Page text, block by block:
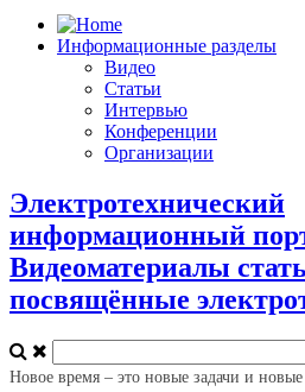
Информационные разделы
Видео
Статьи
Интервью
Конференции
Организации
Электротехнический
информационный
Видеоматериалы
посвящённые
Новое время – это новые задачи и